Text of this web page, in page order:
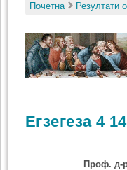
Почетна Резултати
Егзегеза 4
Проф. д-